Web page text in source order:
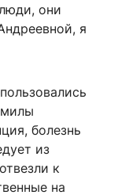
они
я
болезнь
из
к
на